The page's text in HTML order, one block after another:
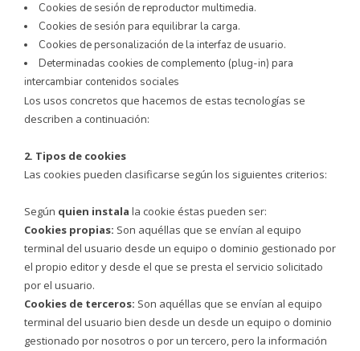
Cookies de sesión de reproductor multimedia.
Cookies de sesión para equilibrar la carga.
Cookies de personalización de la interfaz de usuario.
Determinadas cookies de complemento (plug-in) para
intercambiar contenidos sociales
Los usos concretos que hacemos de estas tecnologías se
describen a continuación:
2. Tipos de cookies
Las cookies pueden clasificarse según los siguientes criterios:
Según quien instala la cookie éstas pueden ser:
Cookies propias: Son aquéllas que se envían al equipo
terminal del usuario desde un equipo o dominio gestionado por
el propio editor y desde el que se presta el servicio solicitado
por el usuario.
Cookies de terceros: Son aquéllas que se envían al equipo
terminal del usuario bien desde un desde un equipo o dominio
gestionado por nosotros o por un tercero, pero la información